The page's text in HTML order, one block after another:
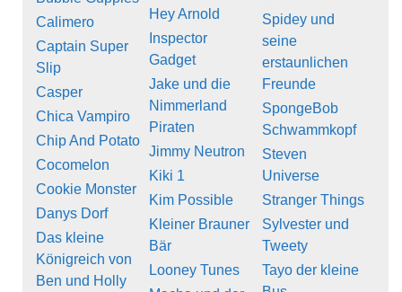
Calimero
Captain Super
Slip
Casper
Chica Vampiro
Chip And Potato
Cocomelon
Cookie Monster
Danys Dorf
Das kleine
Königreich von
Ben und Holly
Hey Arnold
Inspector
Gadget
Jake und die
Nimmerland
Piraten
Jimmy Neutron
Kiki 1
Kim Possible
Kleiner Brauner
Bär
Looney Tunes
Spidey und
seine
erstaunlichen
Freunde
SpongeBob
Schwammkopf
Steven
Universe
Stranger Things
Sylvester und
Tweety
Tayo der kleine